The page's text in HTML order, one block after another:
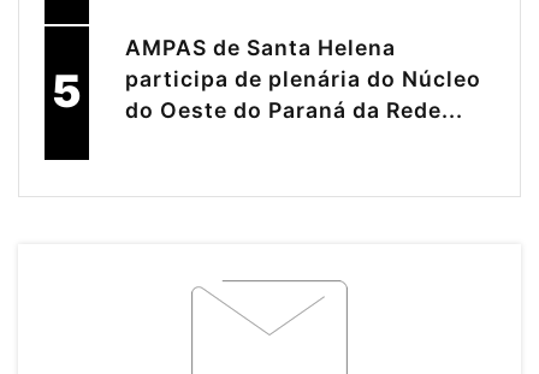
5
AMPAS de Santa Helena
participa de plenária do Núcleo
do Oeste do Paraná da Rede...